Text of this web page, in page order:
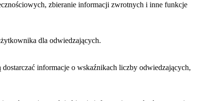
zbieranie informacji zwrotnych i inne funkcje
dla odwiedzających.
informacje o wskaźnikach liczby odwiedzających,